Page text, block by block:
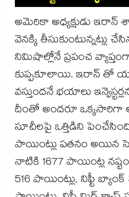
అమెరికా అధ్యక్షుడు ఇరాన్
వెనక్కి తీసుకుంటున్నట్లు
నిమిషాల్లోనే ప్రపంచ
కుప్పకూలాయి. ఇరాన్ తో
వస్తుందనే భయాలు
దీంతో అందరూ ఒక్కసారిగా
సూచీలపై ఒత్తిడిని
పాయింట్లు పతనం అయిన
నాటికి 1677 పాయింట్ల
516 పాయింట్లు, నిఫ్టీ